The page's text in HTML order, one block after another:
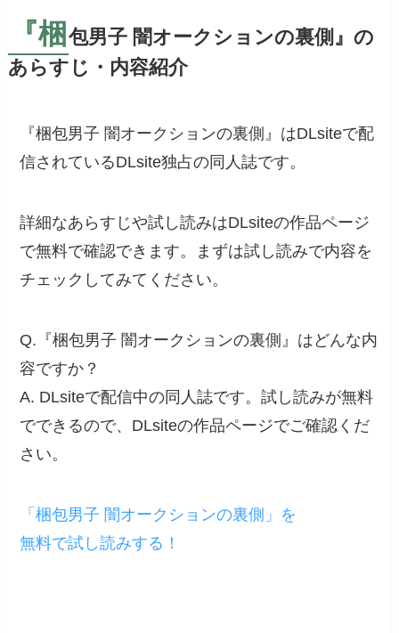
『梱 包男子 闇オークションの裏側』の
あらすじ・内容紹介
『梱包男子 闇オークションの裏側』はDLsiteで配
信されているDLsite独占の同人誌です。
詳細なあらすじや試し読みはDLsiteの作品ページ
で無料で確認できます。まずは試し読みで内容を
チェックしてみてください。
Q.『梱包男子 闇オークションの裏側』はどんな内
容ですか？
A. DLsiteで配信中の同人誌です。試し読みが無料
でできるので、DLsiteの作品ページでご確認くだ
さい。
「梱包男子 闇オークションの裏側」を
無料で試し読みする！